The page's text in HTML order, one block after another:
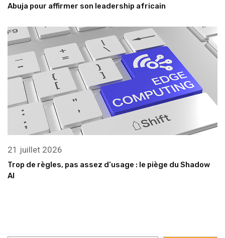
Abuja pour affirmer son leadership africain
21 juillet 2026
Trop de règles, pas assez d’usage : le piège du Shadow
AI